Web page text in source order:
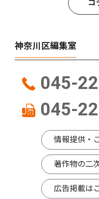
コ
神奈川区編集室
045-
045-
情報提供・
著作物の二
広告掲載は